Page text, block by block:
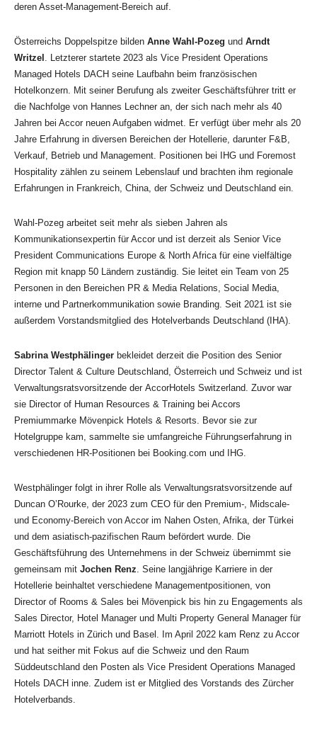
deren Asset-Management-Bereich auf.
Österreichs Doppelspitze bilden Anne Wahl-Pozeg und Arndt
Writzel
. Letzterer startete 2023 als Vice President Operations
Managed Hotels DACH seine Laufbahn beim französischen
Hotelkonzern. Mit seiner Berufung als zweiter Geschäftsführer tritt er
die Nachfolge von Hannes Lechner an, der sich nach mehr als 40
Jahren bei Accor neuen Aufgaben widmet. Er verfügt über mehr als 20
Jahre Erfahrung in diversen Bereichen der Hotellerie, darunter F&B,
Verkauf, Betrieb und Management. Positionen bei IHG und Foremost
Hospitality zählen zu seinem Lebenslauf und brachten ihm regionale
Erfahrungen in Frankreich, China, der Schweiz und Deutschland ein.
Wahl-Pozeg arbeitet seit mehr als sieben Jahren als
Kommunikationsexpertin für Accor und ist derzeit als Senior Vice
President Communications Europe & North Africa für eine vielfältige
Region mit knapp 50 Ländern zuständig. Sie leitet ein Team von 25
Personen in den Bereichen PR & Media Relations, Social Media,
interne und Partnerkommunikation sowie Branding. Seit 2021 ist sie
außerdem Vorstandsmitglied des Hotelverbands Deutschland (IHA).
Sabrina Westphälinger bekleidet derzeit die Position des Senior
Director Talent & Culture Deutschland, Österreich und Schweiz und ist
Verwaltungsratsvorsitzende der AccorHotels Switzerland. Zuvor war
sie Director of Human Resources & Training bei Accors
Premiummarke Mövenpick Hotels & Resorts. Bevor sie zur
Hotelgruppe kam, sammelte sie umfangreiche Führungserfahrung in
verschiedenen HR-Positionen bei Booking.com und IHG.
Westphälinger folgt in ihrer Rolle als Verwaltungsratsvorsitzende auf
Duncan O’Rourke, der 2023 zum CEO für den Premium-, Midscale-
und Economy-Bereich von Accor im Nahen Osten, Afrika, der Türkei
und dem asiatisch-pazifischen Raum befördert wurde. Die
Geschäftsführung des Unternehmens in der Schweiz übernimmt sie
gemeinsam mit Jochen Renz . Seine langjährige Karriere in der
Hotellerie beinhaltet verschiedene Managementpositionen, von
Director of Rooms & Sales bei Mövenpick bis hin zu Engagements als
Sales Director, Hotel Manager und Multi Property General Manager für
Marriott Hotels in Zürich und Basel. Im April 2022 kam Renz zu Accor
und hat seither mit Fokus auf die Schweiz und den Raum
Süddeutschland den Posten als Vice President Operations Managed
Hotels DACH inne. Zudem ist er Mitglied des Vorstands des Zürcher
Hotelverbands.